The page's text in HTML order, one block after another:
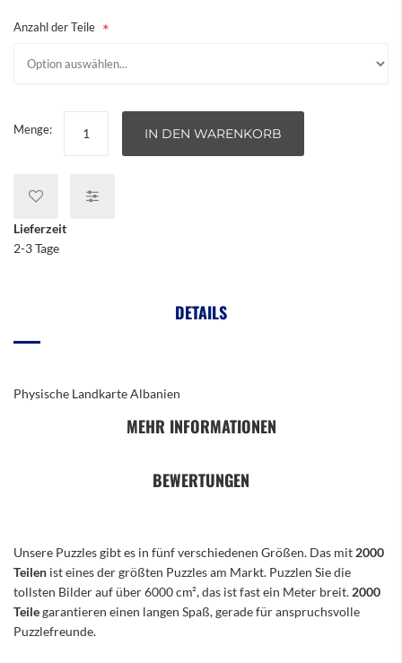
Anzahl der Teile
Menge: IN DEN WARENKORB
Lieferzeit
2-3 Tage
DETAILS
Physische Landkarte Albanien
MEHR INFORMATIONEN
BEWERTUNGEN
Unsere Puzzles gibt es in fünf verschiedenen Größen. Das mit 2000
Teilen ist eines der größten Puzzles am Markt. Puzzlen Sie die
tollsten Bilder auf über 6000 cm², das ist fast ein Meter breit. 2000
Teilegarantieren einen langen Spaß, gerade für anspruchsvolle
Puzzlefreunde.